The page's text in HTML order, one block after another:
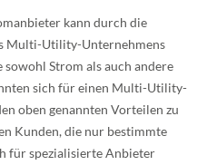
kann durch die
Multi-Utility-Unternehmens
Strom als auch andere
sich für einen Multi-Utility-
oben genannten Vorteilen zu
Kunden, die nur bestimmte
für spezialisierte Anbieter